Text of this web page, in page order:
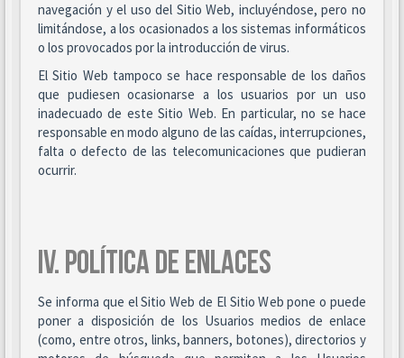
navegación y el uso del Sitio Web, incluyéndose, pero no
limitándose, a los ocasionados a los sistemas informáticos
o los provocados por la introducción de virus.
El Sitio Web tampoco se hace responsable de los daños
que pudiesen ocasionarse a los usuarios por un uso
inadecuado de este Sitio Web. En particular, no se hace
responsable en modo alguno de las caídas, interrupciones,
falta o defecto de las telecomunicaciones que pudieran
ocurrir.
IV. POLÍTICA DE ENLACES
Se informa que el Sitio Web de El Sitio Web pone o puede
poner a disposición de los Usuarios medios de enlace
(como, entre otros, links, banners, botones), directorios y